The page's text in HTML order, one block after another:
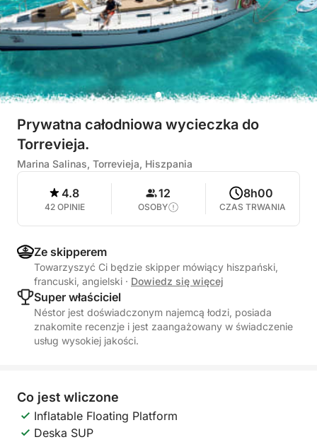
Prywatna całodniowa wycieczka do
Torrevieja.
Marina Salinas, Torrevieja, Hiszpania
4.8
42 OPINIE
12
OSOBY
8h00
CZAS TRWANIA
Ze skipperem
Towarzyszyć Ci będzie skipper mówiący hiszpański,
francuski, angielski · Dowiedz się więcej
Super właściciel
Néstor jest doświadczonym najemcą łodzi, posiada
znakomite recenzje i jest zaangażowany w świadczenie
usług wysokiej jakości.
Co jest wliczone
Inflatable Floating Platform
Deska SUP